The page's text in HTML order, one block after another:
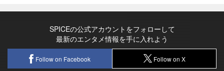
SPICEの公式アカウントをフォローして
最新のエンタメ情報を手に入れよう
Follow on Facebook Follow on X